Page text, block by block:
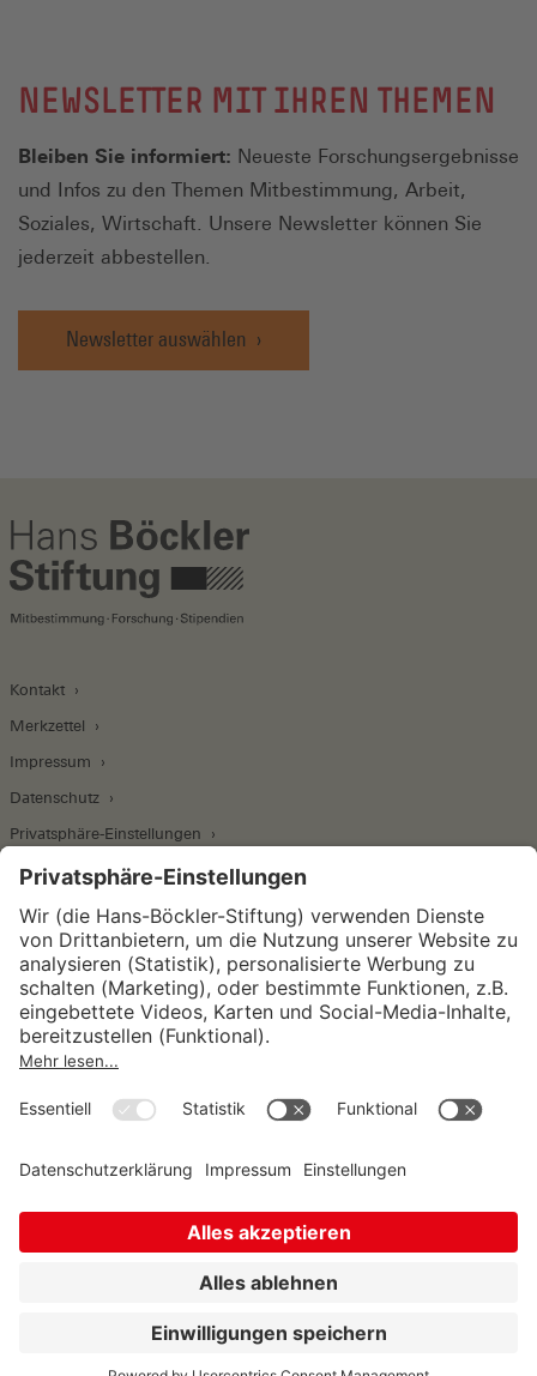
NEWSLETTER MIT IHREN THEMEN
Bleiben Sie informiert: Neueste Forschungsergebnisse
und Infos zu den Themen Mitbestimmung, Arbeit,
Soziales, Wirtschaft. Unsere Newsletter können Sie
jederzeit abbestellen.
Newsletter auswählen
Kontakt
Merkzettel
Impressum
Datenschutz
Privatsphäre-Einstellungen
Wirtschafts- und Sozialwissenschaftliches Institut
Institut für Makroökonomie und
Konjunkturforschung
Unternehmensführung
Sozialrecht